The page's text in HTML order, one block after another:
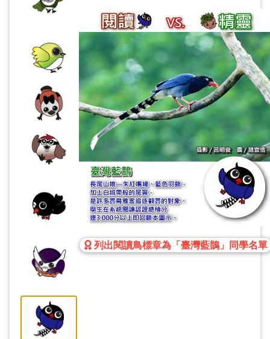
列出閱讀鳥標章為「臺灣藍鵲」同學名單